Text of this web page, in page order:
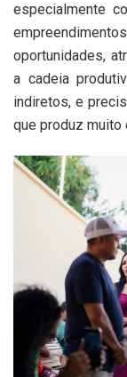
especialmente
oportunidades,
a cadeia
indiretos, e
que produz muito